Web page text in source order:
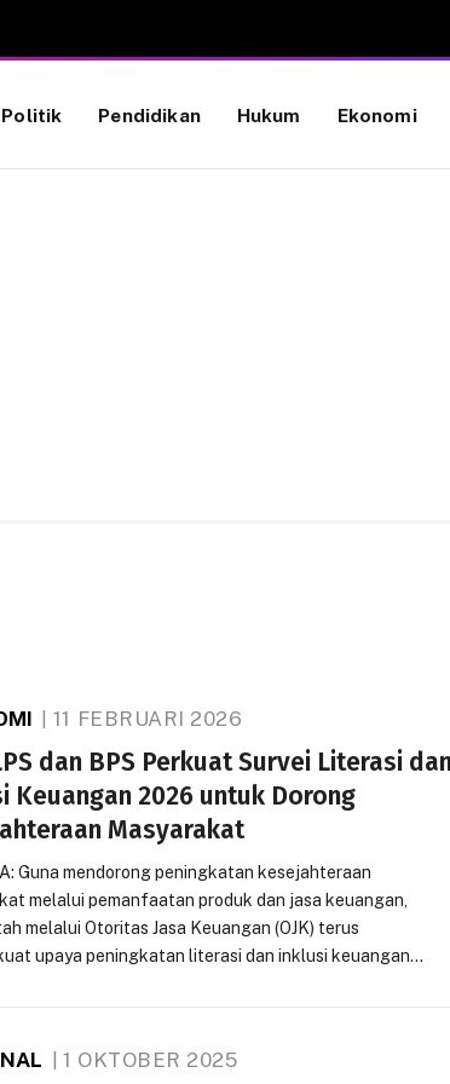
Politik Pendidikan Hukum Ekonomi
11 FEBRUARI 2026
dan BPS Perkuat Survei Literasi
Keuangan 2026 untuk Dorong
Masyarakat
Guna mendorong peningkatan kesejahteraan
melalui pemanfaatan produk dan jasa keuangan,
melalui Otoritas Jasa Keuangan (OJK) terus
upaya peningkatan literasi dan inklusi keuangan…
1 OKTOBER 2025